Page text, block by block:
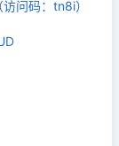
问码：tn8i）